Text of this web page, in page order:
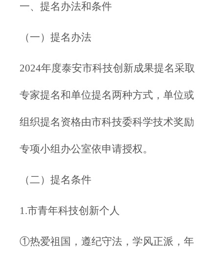
一、提名办法和条件
（一）提名办法
2024年度泰安市科技创新成果提名采取
专家提名和单位提名两种方式，单位或
组织提名资格由市科技委科学技术奖励
专项小组办公室依申请授权。
（二）提名条件
1.市青年科技创新个人
①热爱祖国，遵纪守法，学风正派，年